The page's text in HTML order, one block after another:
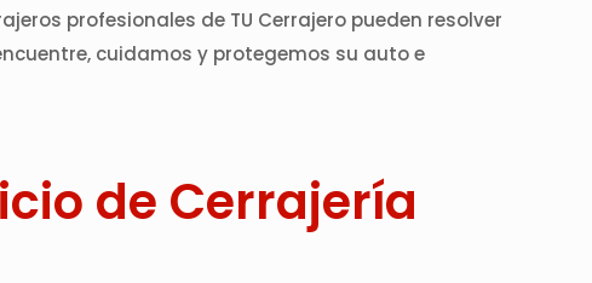
profesionales de TU Cerrajero pueden resolver
cuidamos y protegemos su auto e
de Cerrajería